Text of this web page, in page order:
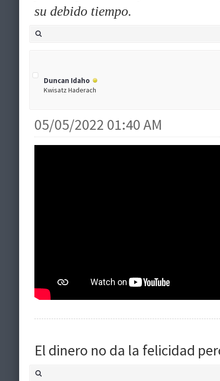
su debido tiempo.
Duncan Idaho
Kwisatz Haderach
05/05/2022 01:40 AM
El dinero no da la felicidad